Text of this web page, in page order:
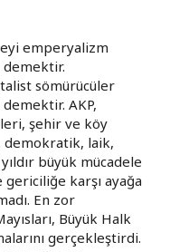
emperyalizm
demektir.
sömürücüler
demektir. AKP,
şehir ve köy
demokratik, laik,
büyük mücadele
karşı ayağa
En zor
Büyük Halk
gerçekleştirdi.